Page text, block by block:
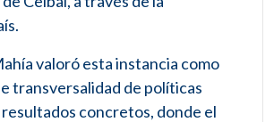
valoró esta instancia como
transversalidad de políticas
concretos, donde el